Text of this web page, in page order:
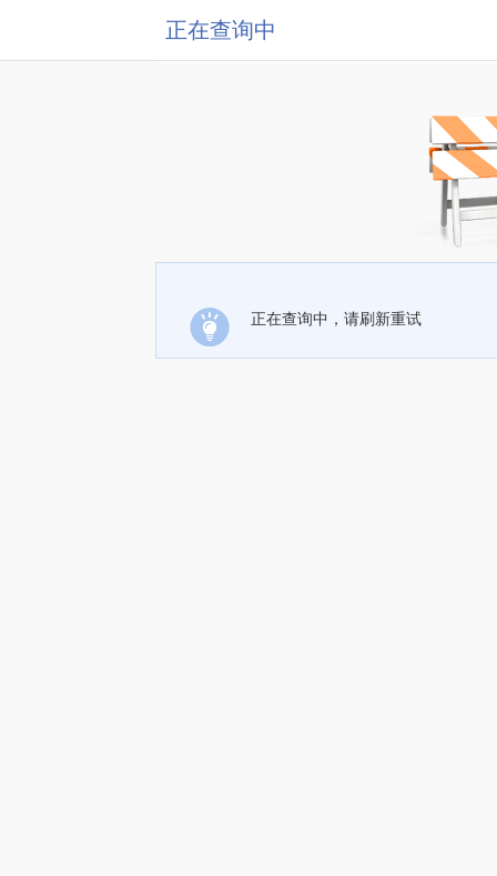
正在查询中
正在查询中，请刷新重试